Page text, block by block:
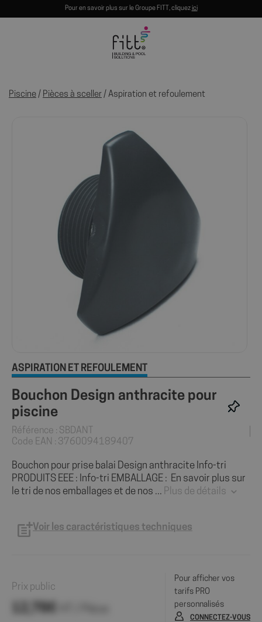
Pour en savoir plus sur le Groupe FITT, cliquezici
Piscine / Pièces à sceller / Aspiration et refoulement
ASPIRATION ET REFOULEMENT
Bouchon Design anthracite pour
piscine
Référence : SBDANT
Code EAN : 3760094189407
Bouchon pour prise balai Design anthracite Info-tri
PRODUITS EEE : Info-tri EMBALLAGE : En savoir plus sur
le tri de nos emballages et de nos ... Plus de détails
Voir les caractéristiques techniques
Prix public
12,78€
Pour afficher vos
tarifs PRO
personnalisés
CONNECTEZ-VOUS